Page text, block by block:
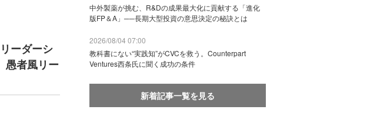
ーダーシ
愚者風リー
中外製薬が挑む、R&Dの成果最大化に貢献する「進化
版FP＆A」──長期大型投資の意思決定の秘訣とは
2026/08/04 07:00
教科書にない“実践知”がCVCを救う。Counterpart
Ventures西条氏に聞く成功の条件
新着記事一覧を見る